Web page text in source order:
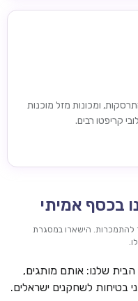
ומכונות מזל מוכנות
קריפטו רבים.
בכסף אמיתי
להתמכרות. הישארו במסגרת
שלנו: אותם מותגים,
בטיחות לשחקנים ישראלים.